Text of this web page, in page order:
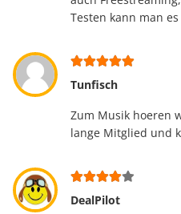
Testen kann man
Tunfisch
Zum Musik hoeren
lange Mitglied und
DealPilot